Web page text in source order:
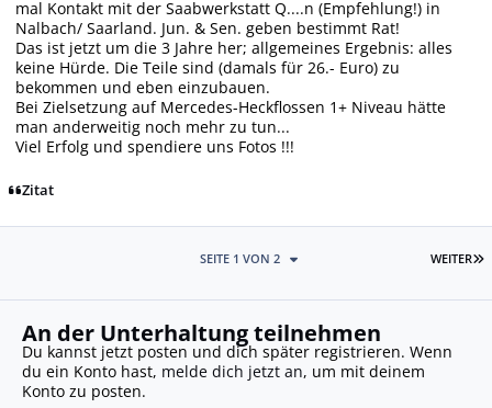
mal Kontakt mit der Saabwerkstatt Q....n (Empfehlung!) in
Nalbach/ Saarland. Jun. & Sen. geben bestimmt Rat!
Das ist jetzt um die 3 Jahre her; allgemeines Ergebnis: alles
keine Hürde. Die Teile sind (damals für 26.- Euro) zu
bekommen und eben einzubauen.
Bei Zielsetzung auf Mercedes-Heckflossen 1+ Niveau hätte
man anderweitig noch mehr zu tun...
Viel Erfolg und spendiere uns Fotos !!!
Zitat
WEITER
SEITE 1 VON 2
An der Unterhaltung teilnehmen
Du kannst jetzt posten und dich später registrieren. Wenn
du ein Konto hast, melde dich jetzt an, um mit deinem
Konto zu posten.